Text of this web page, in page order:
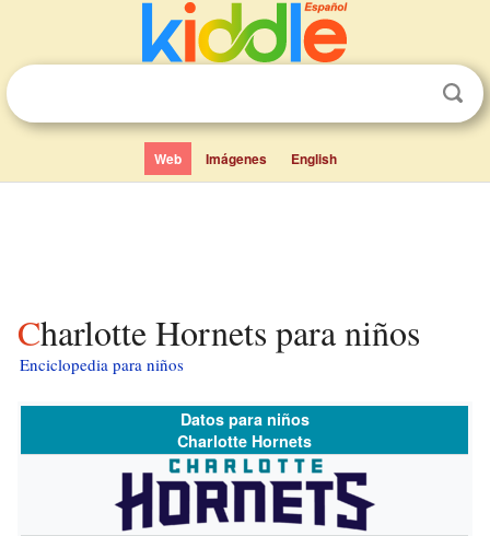
Web Imágenes English
Charlotte Hornets para niños
Enciclopedia para niños
Datos para niños
Charlotte Hornets